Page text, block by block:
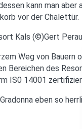
kann man
vor der Chalettür.
Weg von
Bereichen des
IS0 14001
Gradonna eben so